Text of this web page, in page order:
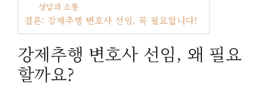
상담과 소통
결론: 강제추행 변호사 선임, 꼭 필요합니다!
강제추행 변호사 선임, 왜 필요
할까요?